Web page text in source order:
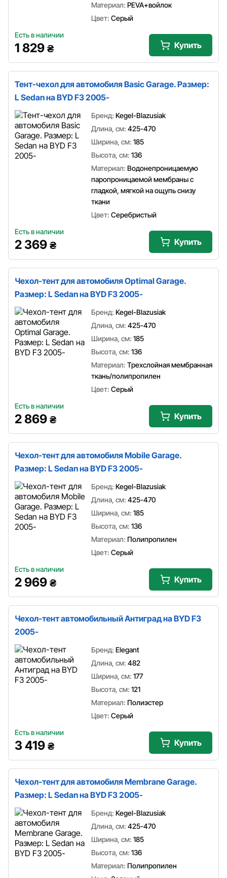
Материал: PEVA+войлок
Цвет: Серый
Есть в наличии
1 829 ₴ Купить
Тент-чехол для автомобиля Basic Garage. Размер:
L Sedan на BYD F3 2005-
Бренд: Kegel-Blazusiak
Длина, см: 425-470
Ширина, см: 185
Высота, см: 136
Материал: Водонепроницаемую
паропроницаемой мембраны с
гладкой, мягкой на ощупь снизу
ткани
Цвет: Серебристый
Есть в наличии
2 369 ₴ Купить
Чехол-тент для автомобиля Optimal Garage.
Размер: L Sedan на BYD F3 2005-
Бренд: Kegel-Blazusiak
Длина, см: 425-470
Ширина, см: 185
Высота, см: 136
Материал: Трехслойная мембранная
ткань/полипропилен
Цвет: Серый
Есть в наличии
2 869 ₴ Купить
Чехол-тент для автомобиля Mobile Garage.
Размер: L Sedan на BYD F3 2005-
Бренд: Kegel-Blazusiak
Длина, см: 425-470
Ширина, см: 185
Высота, см: 136
Материал: Полипропилен
Цвет: Серый
Есть в наличии
2 969 ₴ Купить
Чехол-тент автомобильный Антиград на BYD F3
2005-
Бренд: Elegant
Длина, см: 482
Ширина, см: 177
Высота, см: 121
Материал: Полиэстер
Цвет: Серый
Есть в наличии
3 419 ₴ Купить
Чехол-тент для автомобиля Membrane Garage.
Размер: L Sedan на BYD F3 2005-
Бренд: Kegel-Blazusiak
Длина, см: 425-470
Ширина, см: 185
Высота, см: 136
Материал: Полипропилен